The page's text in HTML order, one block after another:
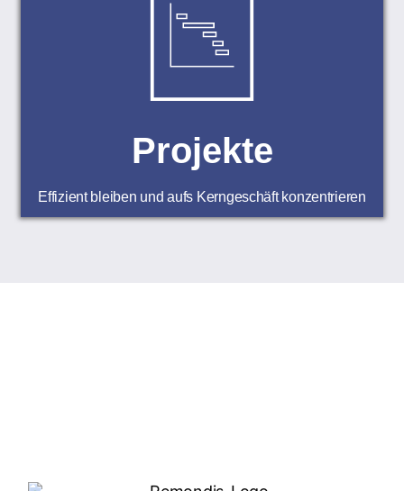
Projekte
Effizient bleiben und aufs Kerngeschäft konzentrieren